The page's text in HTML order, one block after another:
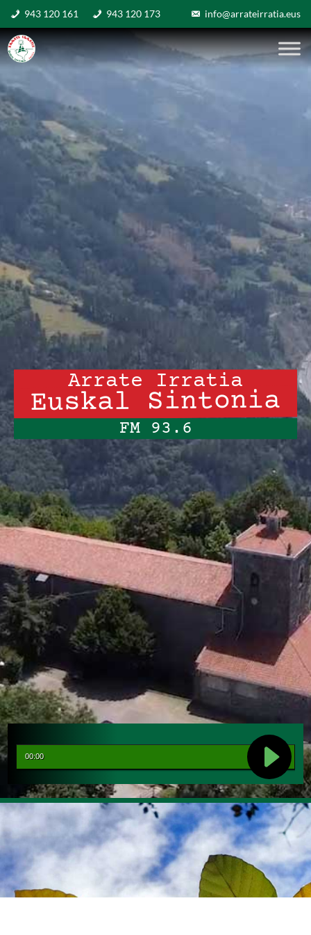
943 120 161 943 120 173 info@arrateirratia.eus
Arrate Irratia
Euskal Sintonia
FM 93.6